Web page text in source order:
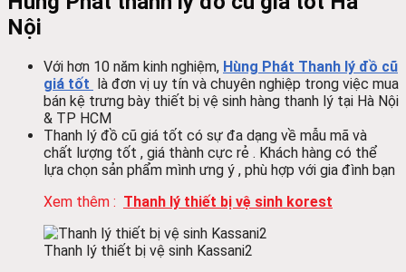
Nội
Với hơn 10 năm kinh nghiệm, Hùng Phát Thanh lý đồ cũ
giá tốt là đơn vị uy tín và chuyên nghiệp trong việc mua
bán kệ trưng bày thiết bị vệ sinh hàng thanh lý tại Hà Nội
& TP HCM
Thanh lý đồ cũ giá tốt có sự đa dạng về mẫu mã và
chất lượng tốt , giá thành cực rẻ . Khách hàng có thể
lựa chọn sản phẩm mình ưng ý , phù hợp với gia đình bạn
Xem thêm : Thanh lý thiết bị vệ sinh korest
Thanh lý thiết bị vệ sinh Kassani2